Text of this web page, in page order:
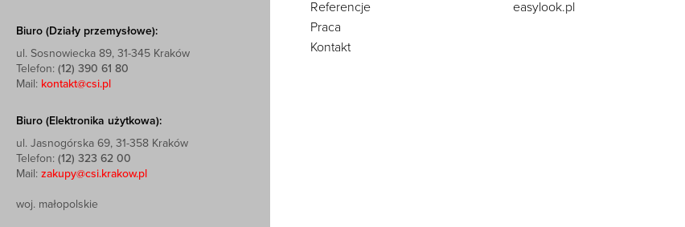
Biuro (Działy przemysłowe):
ul. Sosnowiecka 89, 31-345 Kraków
Telefon: (12) 390 61 80
Mail: kontakt@csi.pl
Biuro (Elektronika użytkowa):
ul. Jasnogórska 69, 31-358 Kraków
Telefon: (12) 323 62 00
Mail: zakupy@csi.krakow.pl
woj. małopolskie
Referencje
Praca
Kontakt
easylook.pl